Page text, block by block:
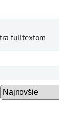
fulltextom